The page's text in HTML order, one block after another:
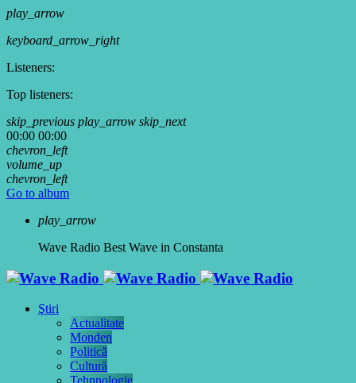
play_arrow
keyboard_arrow_right
Listeners:
Top listeners:
skip_previous play_arrow skip_next
00:00 00:00
chevron_left
volume_up
chevron_left
Go to album
play_arrow
Wave Radio Best Wave in Constanta
Ştiri
Actualitate
Monden
Politică
Cultură